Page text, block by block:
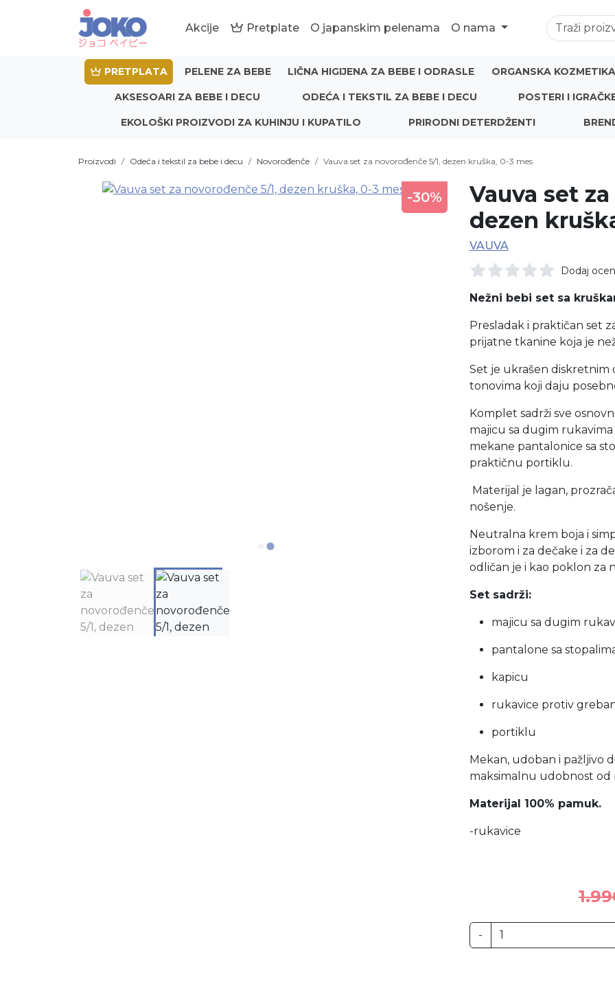
Akcije Pretplate O japanskim pelenama O nama
PRETPLATA PELENE ZA BEBE LIČNA HIGIJENA ZA BEBE I ODRASLE ORGANSKA
AKSESOARI ZA BEBE I DECU ODEĆA I TEKSTIL ZA BEBE I DECU POSTERI I
EKOLOŠKI PROIZVODI ZA KUHINJU I KUPATILO PRIRODNI DETERDŽENTI
Proizvodi Odeća i tekstil za bebe i decu Novorođenče Vauva set za novorođenče 5/1, dezen kruška, 0-3 mes
-30%
Vauva set
dezen
VAUVA
Dodaj
Nežni bebi set sa
Presladak i praktičan set
prijatne tkanine koja je
Set je ukrašen
tonovima koji daju
Komplet sadrži sve
majicu sa dugim
mekane pantalonice sa
praktičnu portiklu.
Materijal je lagan,
nošenje.
Neutralna krem boja i
izborom i za dečake i za
odličan je i kao poklon za
Set sadrži:
majicu sa dugim
pantalone sa
kapicu
rukavice protiv
portiklu
Mekan, udoban i pažljivo
maksimalnu udobnost od
Materijal 100% pamuk.
-rukavice
-